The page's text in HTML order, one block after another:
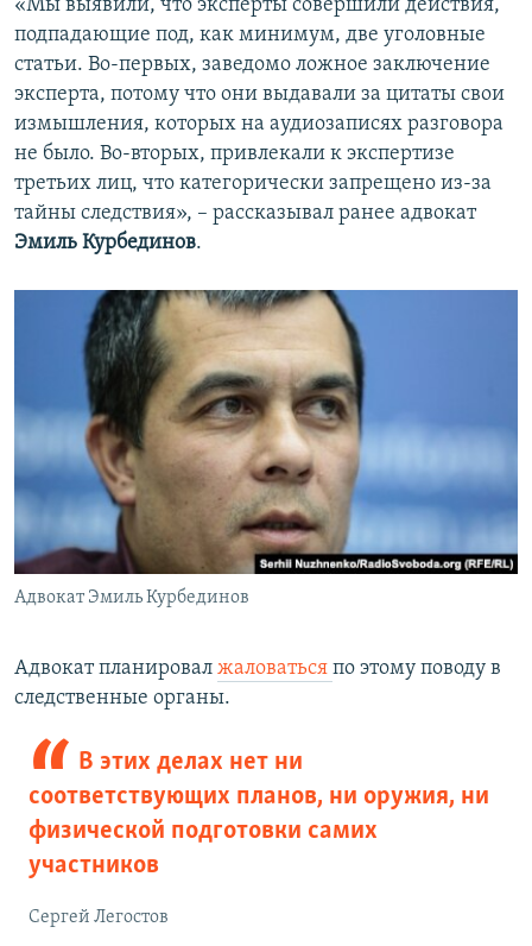
«Мы выявили, что эксперты совершили действия,
подпадающие под, как минимум, две уголовные
статьи. Во-первых, заведомо ложное заключение
эксперта, потому что они выдавали за цитаты свои
измышления, которых на аудиозаписях разговора
не было. Во-вторых, привлекали к экспертизе
третьих лиц, что категорически запрещено из-за
тайны следствия», – рассказывал ранее адвокат
Эмиль Курбединов.
Адвокат Эмиль Курбединов
Адвокат планировал жаловаться по этому поводу в
следственные органы.
В этих делах нет ни
соответствующих планов, ни оружия, ни
физической подготовки самих
участников
Сергей Легостов